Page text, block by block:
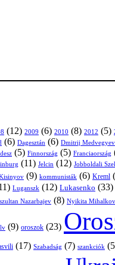
(12) 2009 (6) 2010 (8) 2012 (5)
(6) Dagesztán (6) Dmitrij Medvegyev
(5) Finnország (5) Franciaország
(11) Jelcin (12) Jobboldali
(9) kommunisták (6) Kreml
Luganszk (12) Lukasenko (33)
Nazarbajev (8) Nyikita Mihalkov
(9) oroszok (23)
(17) Szabadság (7) szankciók